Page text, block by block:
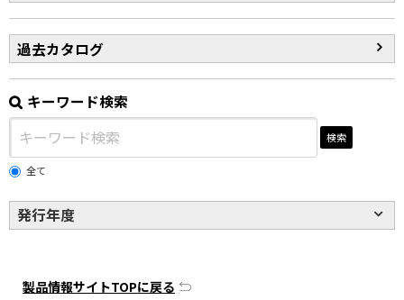
過去カタログ
キーワード検索
検索
全て
発行年度
製品情報サイトTOPに戻る